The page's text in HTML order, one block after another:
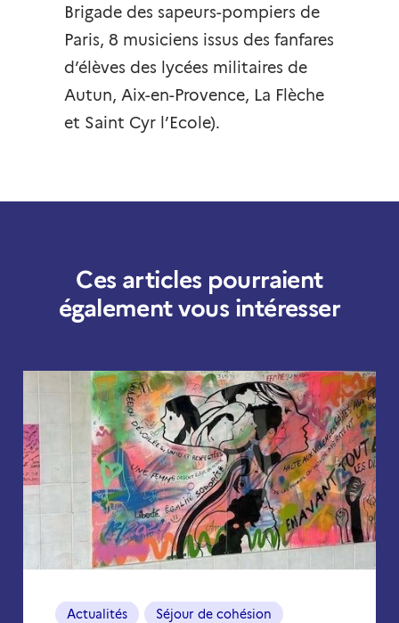
Brigade des sapeurs-pompiers de
Paris, 8 musiciens issus des fanfares
d’élèves des lycées militaires de
Autun, Aix-en-Provence, La Flèche
et Saint Cyr l’Ecole).
Ces articles pourraient
également vous intéresser
Actualités Séjour de cohésion